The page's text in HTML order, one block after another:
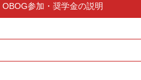
参加・奨学金の説明